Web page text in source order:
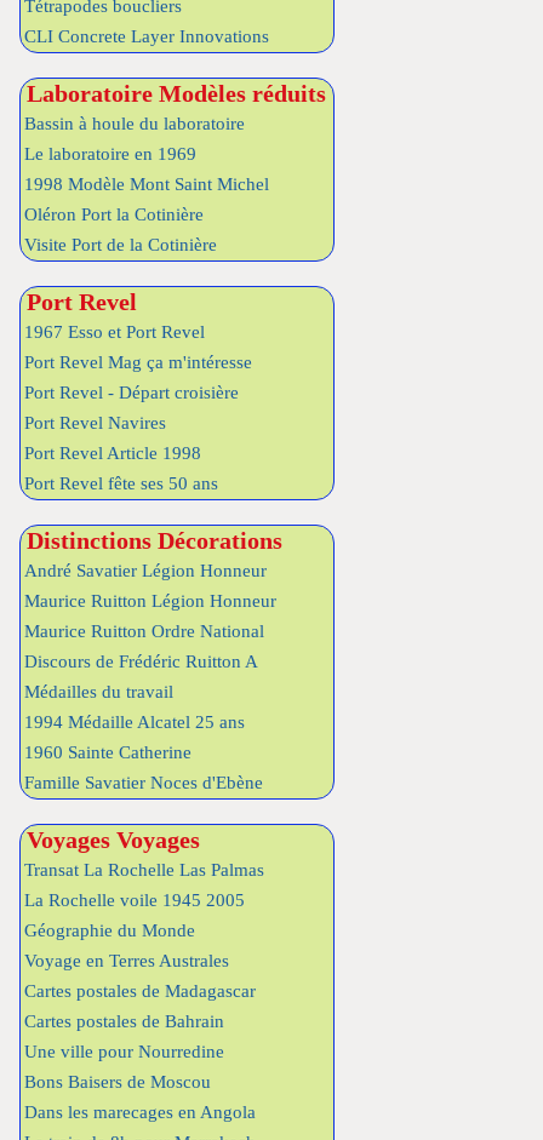
Tétrapodes boucliers
CLI Concrete Layer Innovations
Laboratoire Modèles réduits
Bassin à houle du laboratoire
Le laboratoire en 1969
1998 Modèle Mont Saint Michel
Oléron Port la Cotinière
Visite Port de la Cotinière
Port Revel
1967 Esso et Port Revel
Port Revel Mag ça m'intéresse
Port Revel - Départ croisière
Port Revel Navires
Port Revel Article 1998
Port Revel fête ses 50 ans
Distinctions Décorations
André Savatier Légion Honneur
Maurice Ruitton Légion Honneur
Maurice Ruitton Ordre National
Discours de Frédéric Ruitton A
Médailles du travail
1994 Médaille Alcatel 25 ans
1960 Sainte Catherine
Famille Savatier Noces d'Ebène
Voyages Voyages
Transat La Rochelle Las Palmas
La Rochelle voile 1945 2005
Géographie du Monde
Voyage en Terres Australes
Cartes postales de Madagascar
Cartes postales de Bahrain
Une ville pour Nourredine
Bons Baisers de Moscou
Dans les marecages en Angola